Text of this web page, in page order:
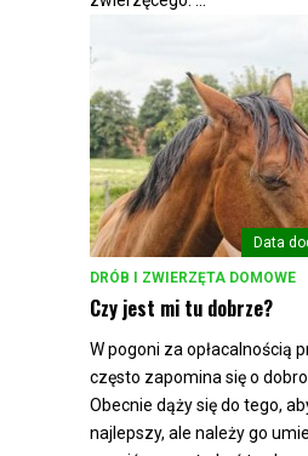
DRÓB I ZWIERZĘTA DOMOWE
Data
Czy jest mi tu dobrze?
W pogoni za opłacalnością
często zapomina się o
Obecnie dąży się do tego,
najlepszy, ale należy go